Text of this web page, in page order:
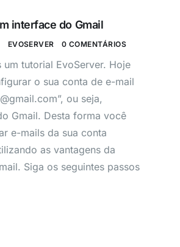
interface do Gmail
EVOSERVER 0 COMENTÁRIOS
um tutorial EvoServer. Hoje
o sua conta de e-mail
ou seja,
Gmail. Desta forma você
e-mails da sua conta
as vantagens da
Siga os seguintes passos